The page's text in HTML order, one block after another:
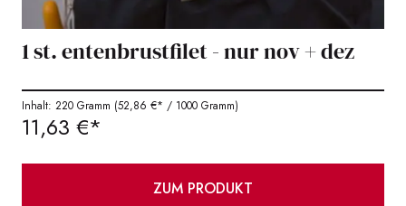
1 st. entenbrustfilet - nur nov + dez
Inhalt: 220 Gramm (52,86 €* / 1000 Gramm)
11,63 €*
ZUM PRODUKT